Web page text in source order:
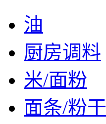
油
厨房调料
米/面粉
面条/粉干